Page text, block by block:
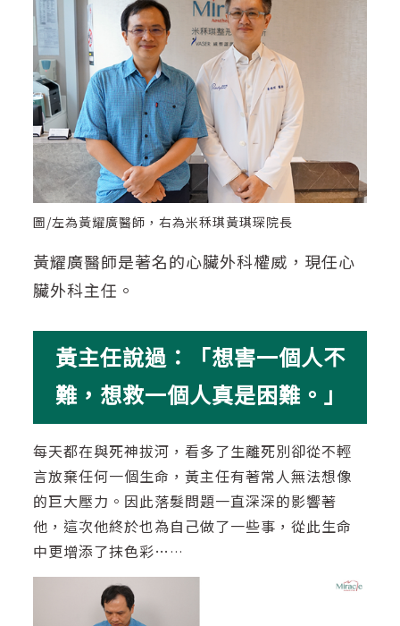
圖/左為黃耀廣醫師，右為米秝琪黃琪琛院長
黃耀廣醫師是著名的心臟外科權威，現任心
臟外科主任。
黃主任說過：「想害一個人不
難，想救一個人真是困難。」
每天都在與死神拔河，看多了生離死別卻從不輕
言放棄任何一個生命，黃主任有著常人無法想像
的巨大壓力。因此落髮問題一直深深的影響著
他，這次他終於也為自己做了一些事，從此生命
中更增添了抹色彩……